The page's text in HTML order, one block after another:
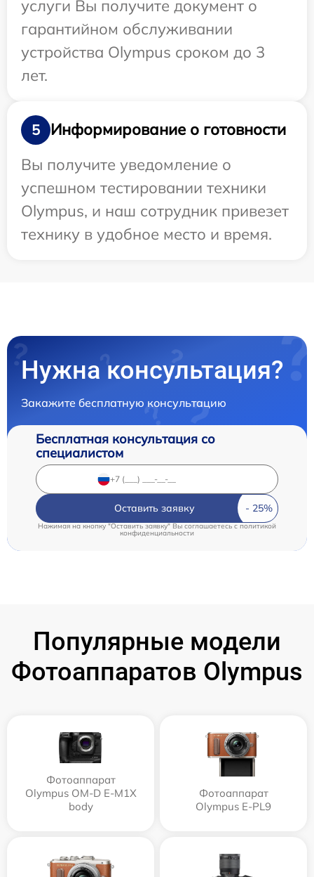
услуги Вы получите документ о
гарантийном обслуживании
устройства Olympus сроком до 3
лет.
5
Информирование о готовности
Вы получите уведомление о
успешном тестировании техники
Olympus, и наш сотрудник привезет
технику в удобное место и время.
Нужна консультация?
Закажите бесплатную консультацию
Бесплатная консультация со
специалистом
Оставить заявку
Нажимая на кнопку "Оставить заявку" Вы соглашаетесь cполитикой
конфиденциальности
Популярные модели
Фотоаппаратов Olympus
Фотоаппарат
Olympus OM-D E-M1X
body
Фотоаппарат
Olympus E‑PL9